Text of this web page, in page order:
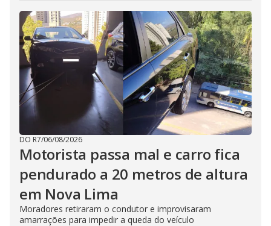
DO R7/06/08/2026
Motorista passa mal e carro fica
pendurado a 20 metros de altura
em Nova Lima
Moradores retiraram o condutor e improvisaram
amarrações para impedir a queda do veículo